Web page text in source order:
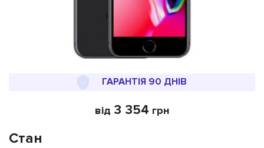
від 3 354 грн
ГАРАНТІЯ 90 ДНІВ
Стан